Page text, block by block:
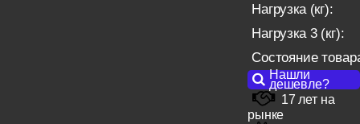
Нагрузка (кг):
Нагрузка 3 (кг):
Состояние
Нашли
дешевле?
17 лет на
рынке